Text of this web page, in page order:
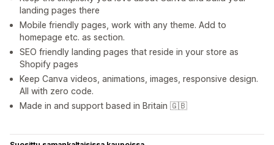
landing pages there
Mobile friendly pages, work with any theme. Add to
homepage etc. as section.
SEO friendly landing pages that reside in your store as
Shopify pages
Keep Canva videos, animations, images, responsive design.
All with zero code.
Made in and support based in Britain 🇬🇧